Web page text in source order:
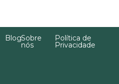
BlogSobre
nós
Política de
Privacidade